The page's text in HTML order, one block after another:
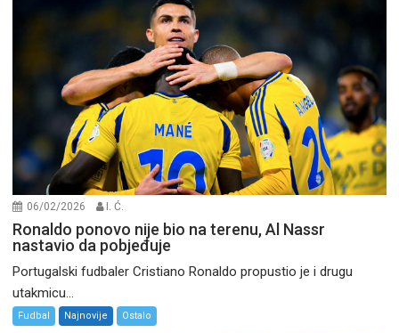
06/02/2026 I. Ć.
Ronaldo ponovo nije bio na terenu, Al Nassr
nastavio da pobjeđuje
Portugalski fudbaler Cristiano Ronaldo propustio je i drugu
utakmicu...
Fudbal Najnovije Ostalo